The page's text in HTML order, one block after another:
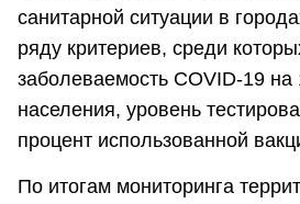
санитарной ситуации в
ряду критериев, среди
заболеваемость COVID-19 на
населения, уровень
процент использованной
По итогам мониторинга